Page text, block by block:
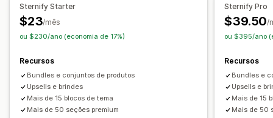
Acompanhamento de engajamento
Acompanhamento de conversões
Páginas de agradecimento
Páginas de carreiras
Páginas de informações jurídicas
Página de avaliações
Páginas de preços Seções de temas
Gerenciamento de páginas
Ferramenta de edição Elementos
Fontes personalizadas
Snippets
Localização
Responsividade para dispositivos móveis
Sternify Starter
$23/mês
ou $230/ano (economia de 17%)
Recursos
Bundles e conjuntos de produtos
Upsells e brindes
Mais de 15 blocos de tema
Mais de 50 seções premium
Sternify Pro
$39.50/
ou $395/ano
Recursos
Bundles e
Upsells e
Mais de 15
Mais de 50